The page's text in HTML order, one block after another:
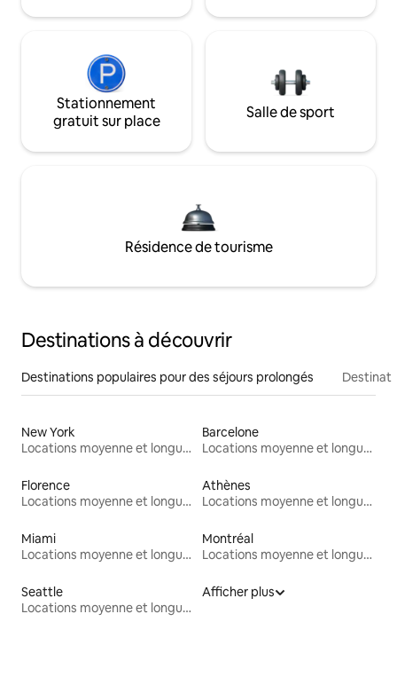
Stationnement
gratuit sur place
Salle de sport
Résidence de tourisme
Destinations à découvrir
Destinations populaires pour des séjours prolongés
New York
Locations moyenne et longue durée
Barcelone
Locations moyenne et longue durée
Florence
Locations moyenne et longue durée
Athènes
Locations moyenne et longue durée
Miami
Locations moyenne et longue durée
Montréal
Locations moyenne et longue durée
Seattle
Locations moyenne et longue durée
Afficher plus